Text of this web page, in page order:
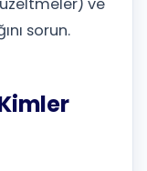
ve
sorun.